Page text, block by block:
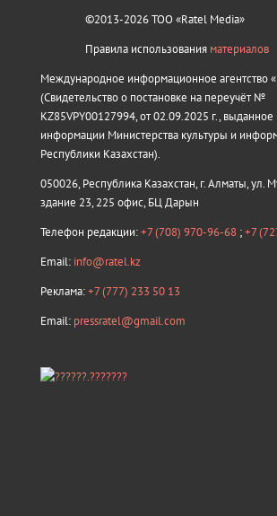
©2013-2026 ТОО «Ratel Media»
Правила использования материалов
Международное информационное агентство
(Свидетельство о постановке на переучёт №
KZ85VPY00127994, от 02.09.2025 г.,
информации Министерства культуры и
Республики Казахстан).
050026, Республика Казахстан, г. Алматы, ул.
здание 23, 225 офис, БЦ Дарын
Телефон редакции:+7 (708) 970-96-68 ;+7
Email: info@ratel.kz
Реклама:+7 (777) 233 50 13
Email: pressratel@gmail.com